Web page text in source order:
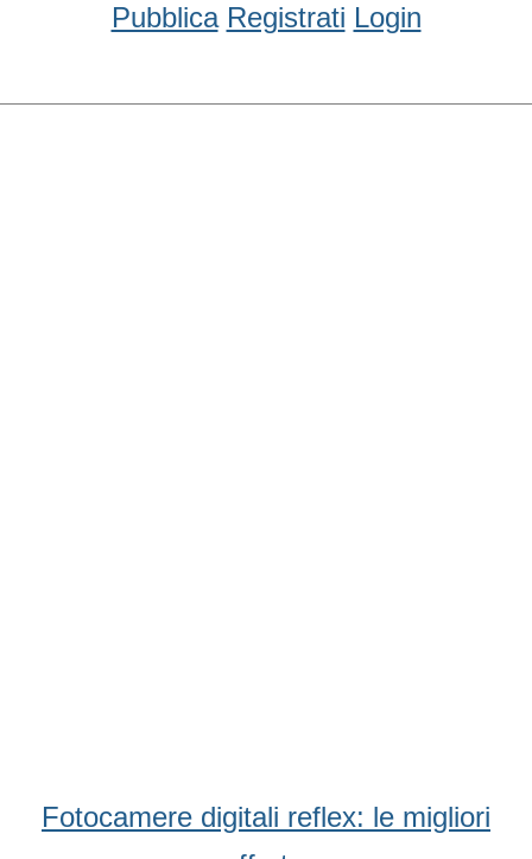
Pubblica Registrati Login
Fotocamere digitali reflex: le migliori